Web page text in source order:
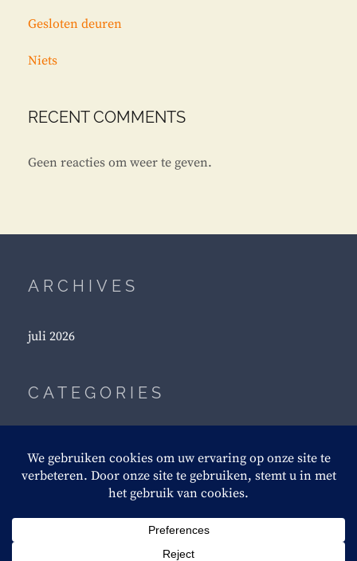
Gesloten deuren
Niets
RECENT COMMENTS
Geen reacties om weer te geven.
ARCHIVES
juli 2026
CATEGORIES
Woorden
UIT NIETS KOMT IETS